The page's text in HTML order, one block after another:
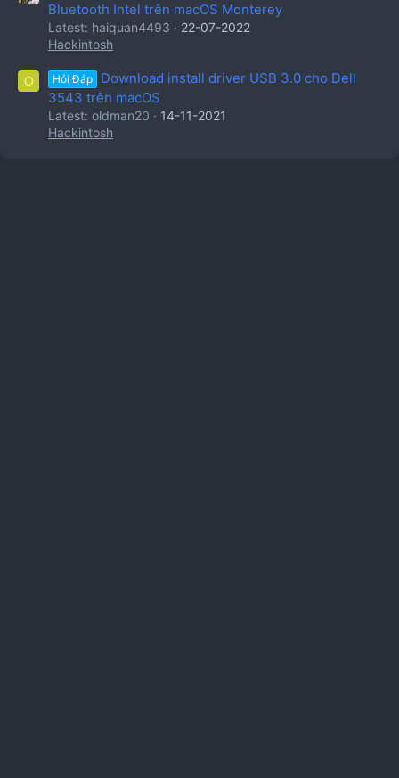
Bluetooth Intel trên macOS Monterey
Latest: haiquan4493
22-07-2022
Hackintosh
O Hỏi Đáp
Download install driver USB 3.0 cho Dell
3543 trên macOS
Latest: oldman20
14-11-2021
Hackintosh